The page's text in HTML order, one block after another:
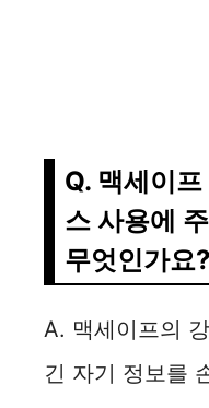
Q. 맥세이프
스 사용에
무엇인가요?
A. 맥세이프의
긴 자기 정보를